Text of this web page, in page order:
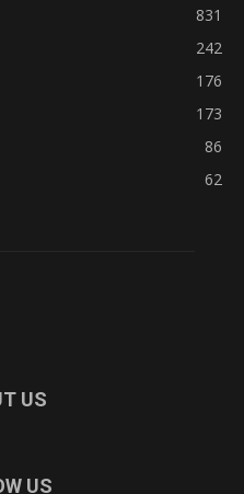
831
242
176
173
86
62
US
US